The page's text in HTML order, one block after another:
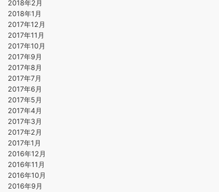
2018年2月
2018年1月
2017年12月
2017年11月
2017年10月
2017年9月
2017年8月
2017年7月
2017年6月
2017年5月
2017年4月
2017年3月
2017年2月
2017年1月
2016年12月
2016年11月
2016年10月
2016年9月